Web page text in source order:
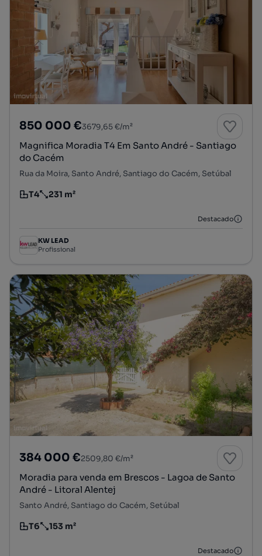
850 000 €3679,65 €/m²
Magnifica Moradia T4 Em Santo André - Santiago
do Cacém
Rua da Moira, Santo André, Santiago do Cacém, Setúbal
Tipologia
T4
Preço por metro quadrado
231 m²
Destacado
KW LEAD
Profissional
384 000 €2509,80 €/m²
Moradia para venda em Brescos - Lagoa de Santo
André - Litoral Alentej
Santo André, Santiago do Cacém, Setúbal
Tipologia
T6
Preço por metro quadrado
153 m²
Destacado